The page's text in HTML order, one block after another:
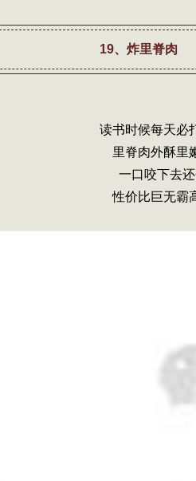
19、炸里脊肉
读书时候每天必
里脊肉外酥里
一口咬下去
性价比巨无霸